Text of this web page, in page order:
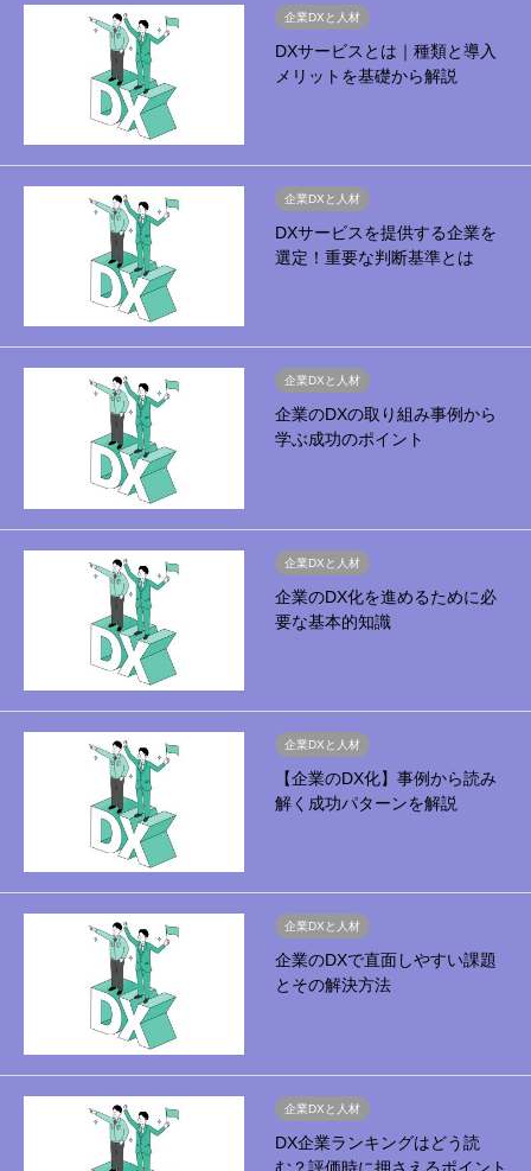
企業DXと人材
DXサービスとは｜種類と導入
メリットを基礎から解説
企業DXと人材
DXサービスを提供する企業を
選定！重要な判断基準とは
企業DXと人材
企業のDXの取り組み事例から
学ぶ成功のポイント
企業DXと人材
企業のDX化を進めるために必
要な基本的知識
企業DXと人材
【企業のDX化】事例から読み
解く成功パターンを解説
企業DXと人材
企業のDXで直面しやすい課題
とその解決方法
企業DXと人材
DX企業ランキングはどう読
む？評価時に押さえるポイント